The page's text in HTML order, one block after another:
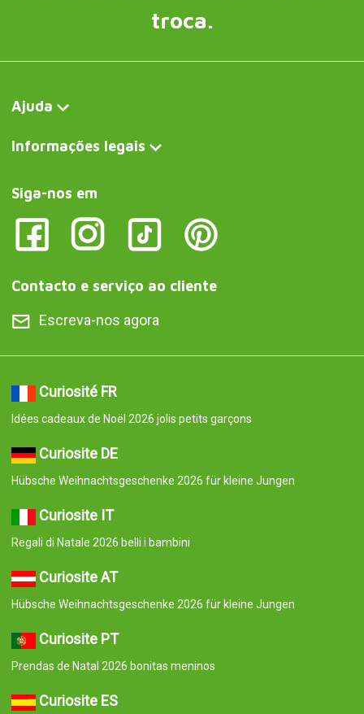
troca.
Ajuda
Informações legais
Siga-nos em
Contacto e serviço ao cliente
Escreva-nos agora
Curiosité FR
Idées cadeaux de Noël 2026 jolis petits garçons
Curiosite DE
Hübsche Weihnachtsgeschenke 2026 für kleine Jungen
Curiosite IT
Regali di Natale 2026 belli i bambini
Curiosite AT
Hübsche Weihnachtsgeschenke 2026 für kleine Jungen
Curiosite PT
Prendas de Natal 2026 bonitas meninos
Curiosite ES